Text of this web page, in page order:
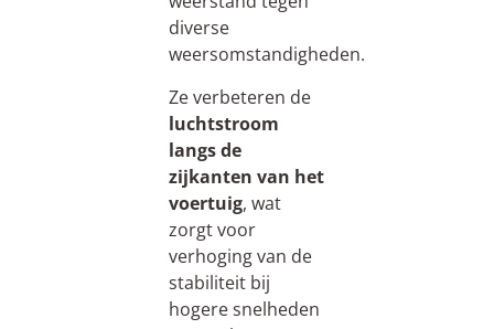
diverse
weersomstandigheden.
Ze verbeteren de
luchtstroom
langs de
zijkanten van het
voertuig, wat
zorgt voor
verhoging van de
stabiliteit bij
hogere snelheden